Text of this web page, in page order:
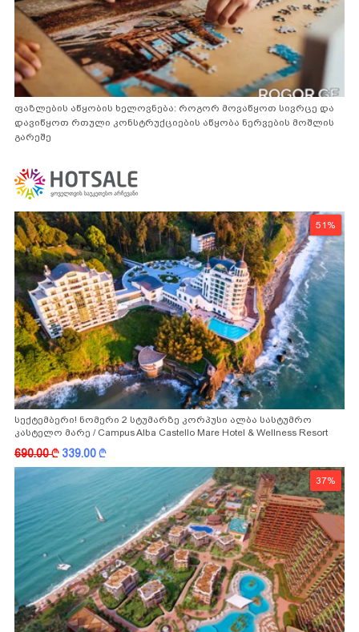
ფაზლების აწყობის ხელოვნება: როგორ მოვაწყოთ სივრცე და
დავიწყოთ რთული კონსტრუქციების აწყობა ნერვების მოშლის
გარეშე
51%
სექტემბერი! ნომერი 2 სტუმარზე კორპუსი ალბა სასტუმრო
კასტელო მარე / Campus Alba Castello Mare Hotel & Wellness Resort
-სგან!
690.00k 339.00k
37%